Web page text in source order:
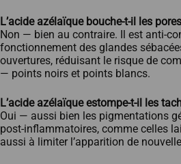
L’acide azélaïque bouche-t-il les
Non — bien au contraire. Il est anti-
fonctionnement des glandes
ouvertures, réduisant le risque de
— points noirs et points blancs.
L’acide azélaïque estompe-t-il les
Oui — aussi bien les pigmentations
post-inflammatoires, comme celles
aussi à limiter l’apparition de